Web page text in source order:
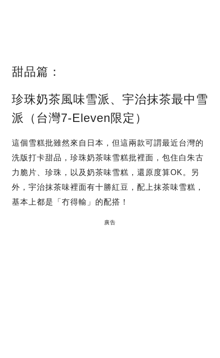
甜品篇：
珍珠奶茶風味雪派、宇治抹茶最中雪
派（台灣7-Eleven限定）
這個雪糕批雖然來自日本，但這兩款可謂最近台灣的
洗版打卡甜品，珍珠奶茶味雪糕批裡面，包住白朱古
力脆片、珍珠，以及奶茶味雪糕，還原度算OK。另
外，宇治抹茶味裡面有十勝紅豆，配上抹茶味雪糕，
基本上都是「冇得輸」的配搭！
廣告